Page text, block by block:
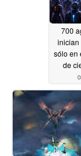
700
inician
sólo en
de